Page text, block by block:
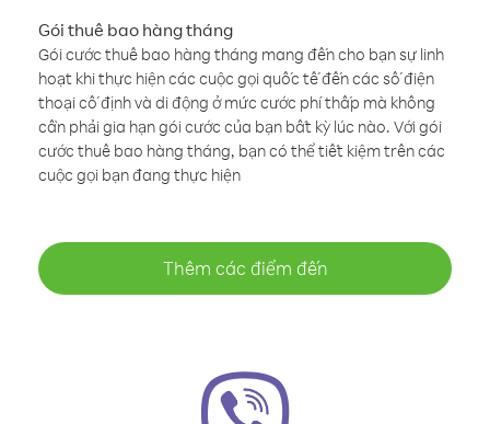
Gói thuê bao hàng tháng
Gói cước thuê bao hàng tháng mang đến cho bạn sự linh
hoạt khi thực hiện các cuộc gọi quốc tế đến các số điện
thoại cố định và di động ở mức cước phí thấp mà không
cần phải gia hạn gói cước của bạn bất kỳ lúc nào. Với gói
cước thuê bao hàng tháng, bạn có thể tiết kiệm trên các
cuộc gọi bạn đang thực hiện
Thêm các điểm đến